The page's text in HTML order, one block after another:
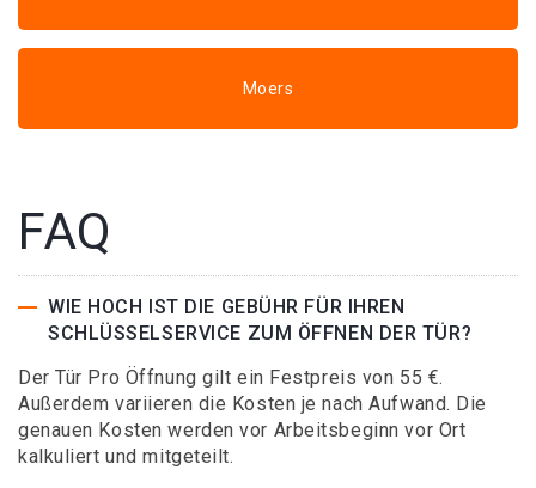
Moers
FAQ
WIE HOCH IST DIE GEBÜHR FÜR IHREN
SCHLÜSSELSERVICE ZUM ÖFFNEN DER TÜR?
Der Tür Pro Öffnung gilt ein Festpreis von 55 €.
Außerdem variieren die Kosten je nach Aufwand. Die
genauen Kosten werden vor Arbeitsbeginn vor Ort
kalkuliert und mitgeteilt.